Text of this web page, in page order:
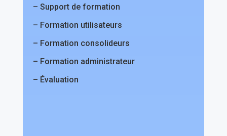
– Support de formation
– Formation utilisateurs
– Formation consolideurs
– Formation administrateur
– Évaluation